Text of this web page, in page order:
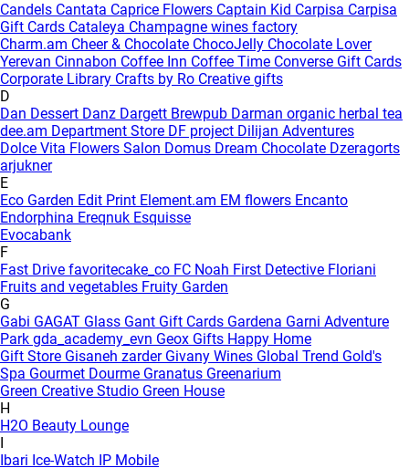
Candels Cantata Caprice Flowers Captain Kid Carpisa Carpisa
Gift Cards Cataleya Champagne wines factory
Charm.am Cheer & Chocolate ChocoJelly Chocolate Lover
Yerevan Cinnabon Coffee Inn Coffee Time Converse Gift Cards
Corporate Library Crafts by Ro Creative gifts
D
Dan Dessert Danz Dargett Brewpub Darman organic herbal tea
dee.am Department Store DF project Dilijan Adventures
Dolce Vita Flowers Salon Domus Dream Chocolate Dzeragorts
arjukner
E
Eco Garden Edit Print Element.am EM flowers Encanto
Endorphina Ereqnuk Esquisse
Evocabank
F
Fast Drive favoritecake_co FC Noah First Detective Floriani
Fruits and vegetables Fruity Garden
G
Gabi GAGAT Glass Gant Gift Cards Gardena Garni Adventure
Park gda_academy_evn Geox Gifts Happy Home
Gift Store Gisaneh zarder Givany Wines Global Trend Gold's
Spa Gourmet Dourme Granatus Greenarium
Green Creative Studio Green House
H
H2O Beauty Lounge
I
Ibari Ice-Watch IP Mobile